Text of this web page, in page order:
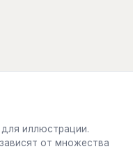
подряд.
иллюстрации.
от множества